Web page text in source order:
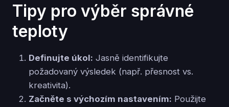
Tipy pro výběr správné
teploty
Definujte úkol: Jasně identifikujte
požadovaný výsledek (např. přesnost vs.
kreativita).
Začněte s výchozím nastavením: Použijte